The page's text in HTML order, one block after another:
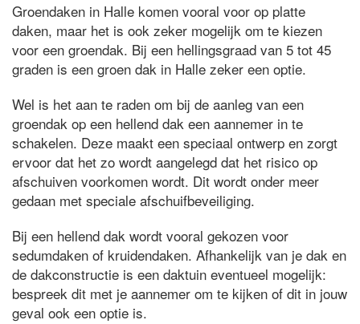
Groendaken in Halle komen vooral voor op platte
daken, maar het is ook zeker mogelijk om te kiezen
voor een groendak. Bij een hellingsgraad van 5 tot 45
graden is een groen dak in Halle zeker een optie.
Wel is het aan te raden om bij de aanleg van een
groendak op een hellend dak een aannemer in te
schakelen. Deze maakt een speciaal ontwerp en zorgt
ervoor dat het zo wordt aangelegd dat het risico op
afschuiven voorkomen wordt. Dit wordt onder meer
gedaan met speciale afschuifbeveiliging.
Bij een hellend dak wordt vooral gekozen voor
sedumdaken of kruidendaken. Afhankelijk van je dak en
de dakconstructie is een daktuin eventueel mogelijk:
bespreek dit met je aannemer om te kijken of dit in jouw
geval ook een optie is.